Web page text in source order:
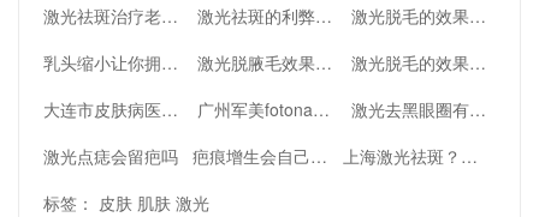
激光祛斑治疗老年斑效果好吗
激光祛斑的利弊及护理
激光脱毛的效果可以维持多久？
乳头缩小让你拥有标准的乳房
激光脱腋毛效果怎么样
激光脱毛的效果和毛发生长周期有关系吗
大连市皮肤病医院在哪里
广州军美fotona4d欧洲之星如何
激光去黑眼圈有哪些类型呢
激光点痣会留疤吗
疤痕增生会自己消下去吗？
上海激光祛斑？激光祛斑治疗有什么副作用？快来看看吧
标签： 皮肤 肌肤 激光